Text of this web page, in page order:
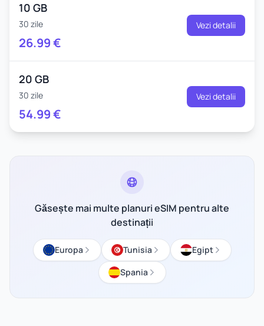
10 GB
30 zile
26.99€
Vezi detalii
20 GB
30 zile
54.99€
Vezi detalii
Găsește mai multe planuri eSIM pentru alte
destinații
Europa Tunisia
Egipt
Spania